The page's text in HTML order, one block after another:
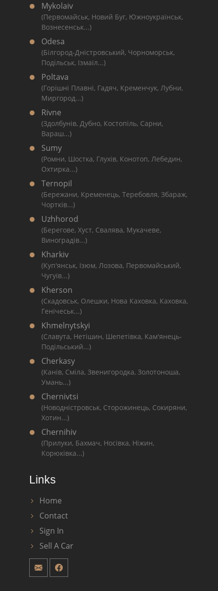
Mykolaiv
(Первомайськ, Новий Буг, Южноукраїнськ,
Вознесенськ...)
Odesa
(Білгород-Дністровський, Чорноморськ,
Подільськ, Ізмаїл...)
Poltava
(Горішні Плавні, Гадяч, Кременчук, Лубни,
Миргород...)
Rivne
(Здолбунів, Дубно, Костопіль, Сарни,
Вараш...)
Sumy
(Ромни, Шостка, Глухів, Конотоп, Лебедин,
Охтирка...)
Ternopil
(Бережани, Кременець, Теребовля, Збараж,
Чортків...)
Uzhhorod
(Берегове, Хуст, Свалява, Мукачеве,
Виноградів...)
Kharkiv
(Куп'янськ, Ізюм, Лозова, Первомайський,
Чугуїв...)
Kherson
(Скадовськ, Олешки, Нова Каховка, Каховка,
Генічеськ...)
Khmelnytskyi
(Славута, Нетішин, Шепетівка, Кам'янець-
Подільський...)
Cherkasy
(Канів, Сміла, Звенигородка, Золотоноша,
Умань...)
Chernivtsi
(Новодністровськ, Сторожинець, Сокиряни,
Хотин...)
Chernihiv
(Прилуки, Бахмач, Носівка, Ніжин,
Корюківка...)
Links
Home
Contact
Sign In
Sell A Car